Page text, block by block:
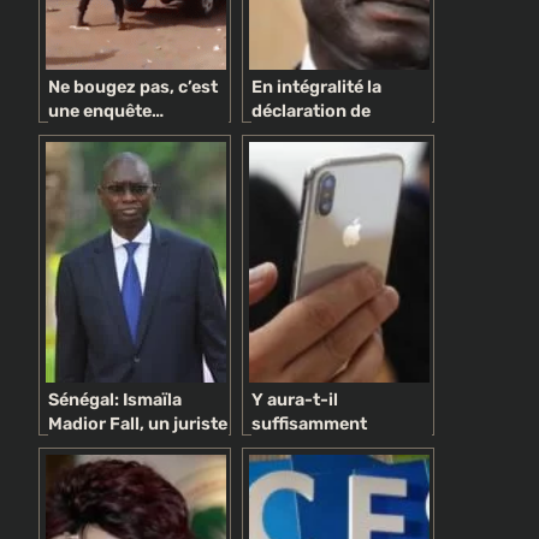
Ne bougez pas, c’est
une enquête…
politique !
En intégralité la
déclaration de
politique générale du
PM Idrissa Seck
supprimée des
archives nationales
Sénégal: Ismaïla
Madior Fall, un juriste
pyromane
controversé au
service du Président
Y aura-t-il
suffisamment
d’iPhone X pour Noël
?